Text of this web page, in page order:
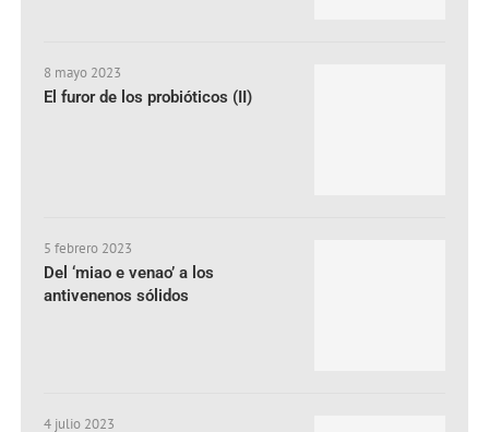
8 mayo 2023
El furor de los probióticos (II)
5 febrero 2023
Del ‘miao e venao’ a los
antivenenos sólidos
4 julio 2023